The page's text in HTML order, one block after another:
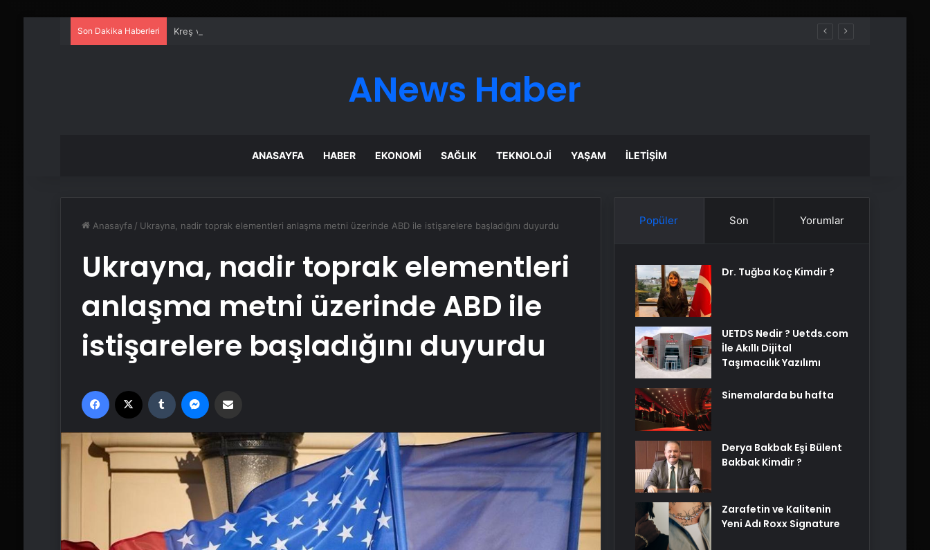
Son Dakika Haberleri Kreş ve Spor Alanları İçin Profesyonel Zemin Çözümleri
ANews Haber
ANASAYFA HABER EKONOMI SAĞLIK TEKNOLOJI YAŞAM İLETIŞIM
Anasayfa / Ukrayna, nadir toprak elementleri anlaşma metni üzerinde ABD ile istişarelere başladığını duyurdu
Ukrayna, nadir toprak elementleri
anlaşma metni üzerinde ABD ile
istişarelere başladığını duyurdu
Facebook Tumblr
Popüler Son Yorumlar
Dr. Tuğba Koç Kimdir ?
UETDS Nedir ? Uetds.com
İle Akıllı Dijital
Taşımacılık Yazılımı
Sinemalarda bu hafta
Derya Bakbak Eşi Bülent
Bakbak Kimdir ?
Zarafetin ve Kalitenin
Yeni Adı Roxx Signature